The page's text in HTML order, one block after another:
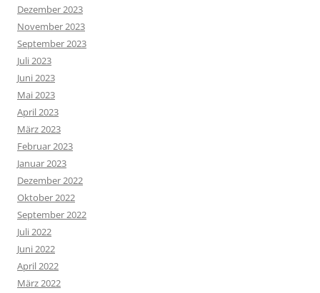
Dezember 2023
November 2023
September 2023
Juli 2023
Juni 2023
Mai 2023
April 2023
März 2023
Februar 2023
Januar 2023
Dezember 2022
Oktober 2022
September 2022
Juli 2022
Juni 2022
April 2022
März 2022